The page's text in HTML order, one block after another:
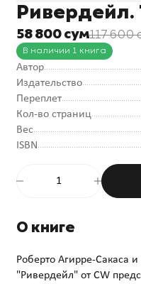
Ривердейл.
58 800 сум117 600
В наличии 1 книга
Автор
Издательство
Переплет
Кол-во страниц
Вес
ISBN
О книге
Роберто Агирре-Сакаса
"Ривердейл" от CW